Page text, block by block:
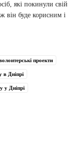
які покинули свій
він буде корисним і
проекти
в Дніпрі
у Дніпрі